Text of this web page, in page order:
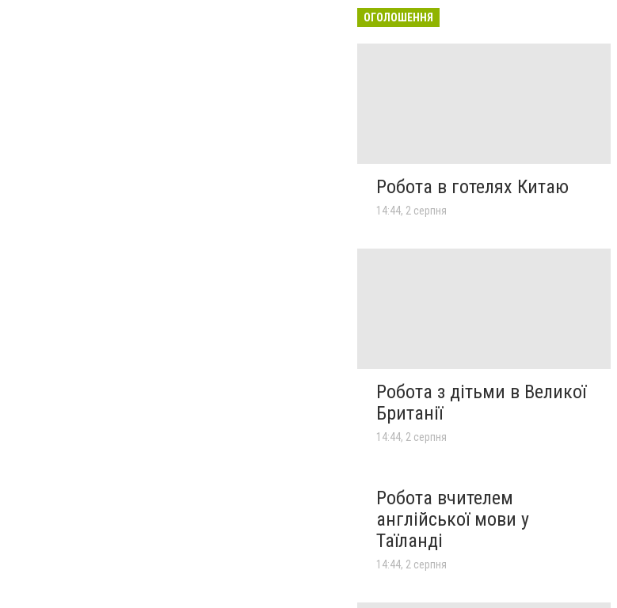
ОГОЛОШЕННЯ
Робота в готелях Китаю
14:44, 2 серпня
Робота з дітьми в Великої
Британії
14:44, 2 серпня
Робота вчителем
англійської мови у
Таїланді
14:44, 2 серпня